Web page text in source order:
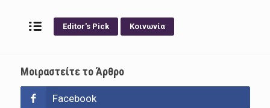
Editor's Pick Κοινωνία
Μοιραστείτε το Άρθρο
Facebook